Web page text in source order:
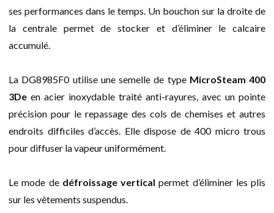
ses performances dans le temps. Un bouchon sur la droite de
la centrale permet de stocker et d’éliminer le calcaire
accumulé.
La DG8985F0 utilise une semelle de type MicroSteam 400
3De en acier inoxydable traité anti-rayures, avec un pointe
précision pour le repassage des cols de chemises et autres
endroits difficiles d’accès. Elle dispose de 400 micro trous
pour diffuser la vapeur uniformément.
Le mode de défroissage vertical permet d’éliminer les plis
sur les vêtements suspendus.